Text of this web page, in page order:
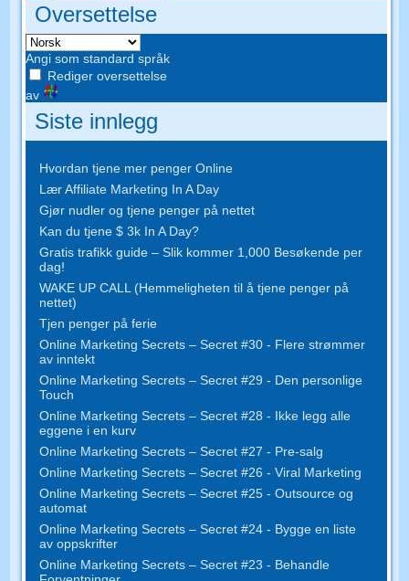
Oversettelse
Angi som standard språk
Rediger oversettelse
av
Siste innlegg
Hvordan tjene mer penger Online
Lær Affiliate Marketing In A Day
Gjør nudler og tjene penger på nettet
Kan du tjene $ 3k In A Day?
Gratis trafikk guide – Slik kommer 1,000 Besøkende per
dag!
WAKE UP CALL (Hemmeligheten til å tjene penger på
nettet)
Tjen penger på ferie
Online Marketing Secrets – Secret #30 - Flere strømmer
av inntekt
Online Marketing Secrets – Secret #29 - Den personlige
Touch
Online Marketing Secrets – Secret #28 - Ikke legg alle
eggene i en kurv
Online Marketing Secrets – Secret #27 - Pre-salg
Online Marketing Secrets – Secret #26 - Viral Marketing
Online Marketing Secrets – Secret #25 - Outsource og
automat
Online Marketing Secrets – Secret #24 - Bygge en liste
av oppskrifter
Online Marketing Secrets – Secret #23 - Behandle